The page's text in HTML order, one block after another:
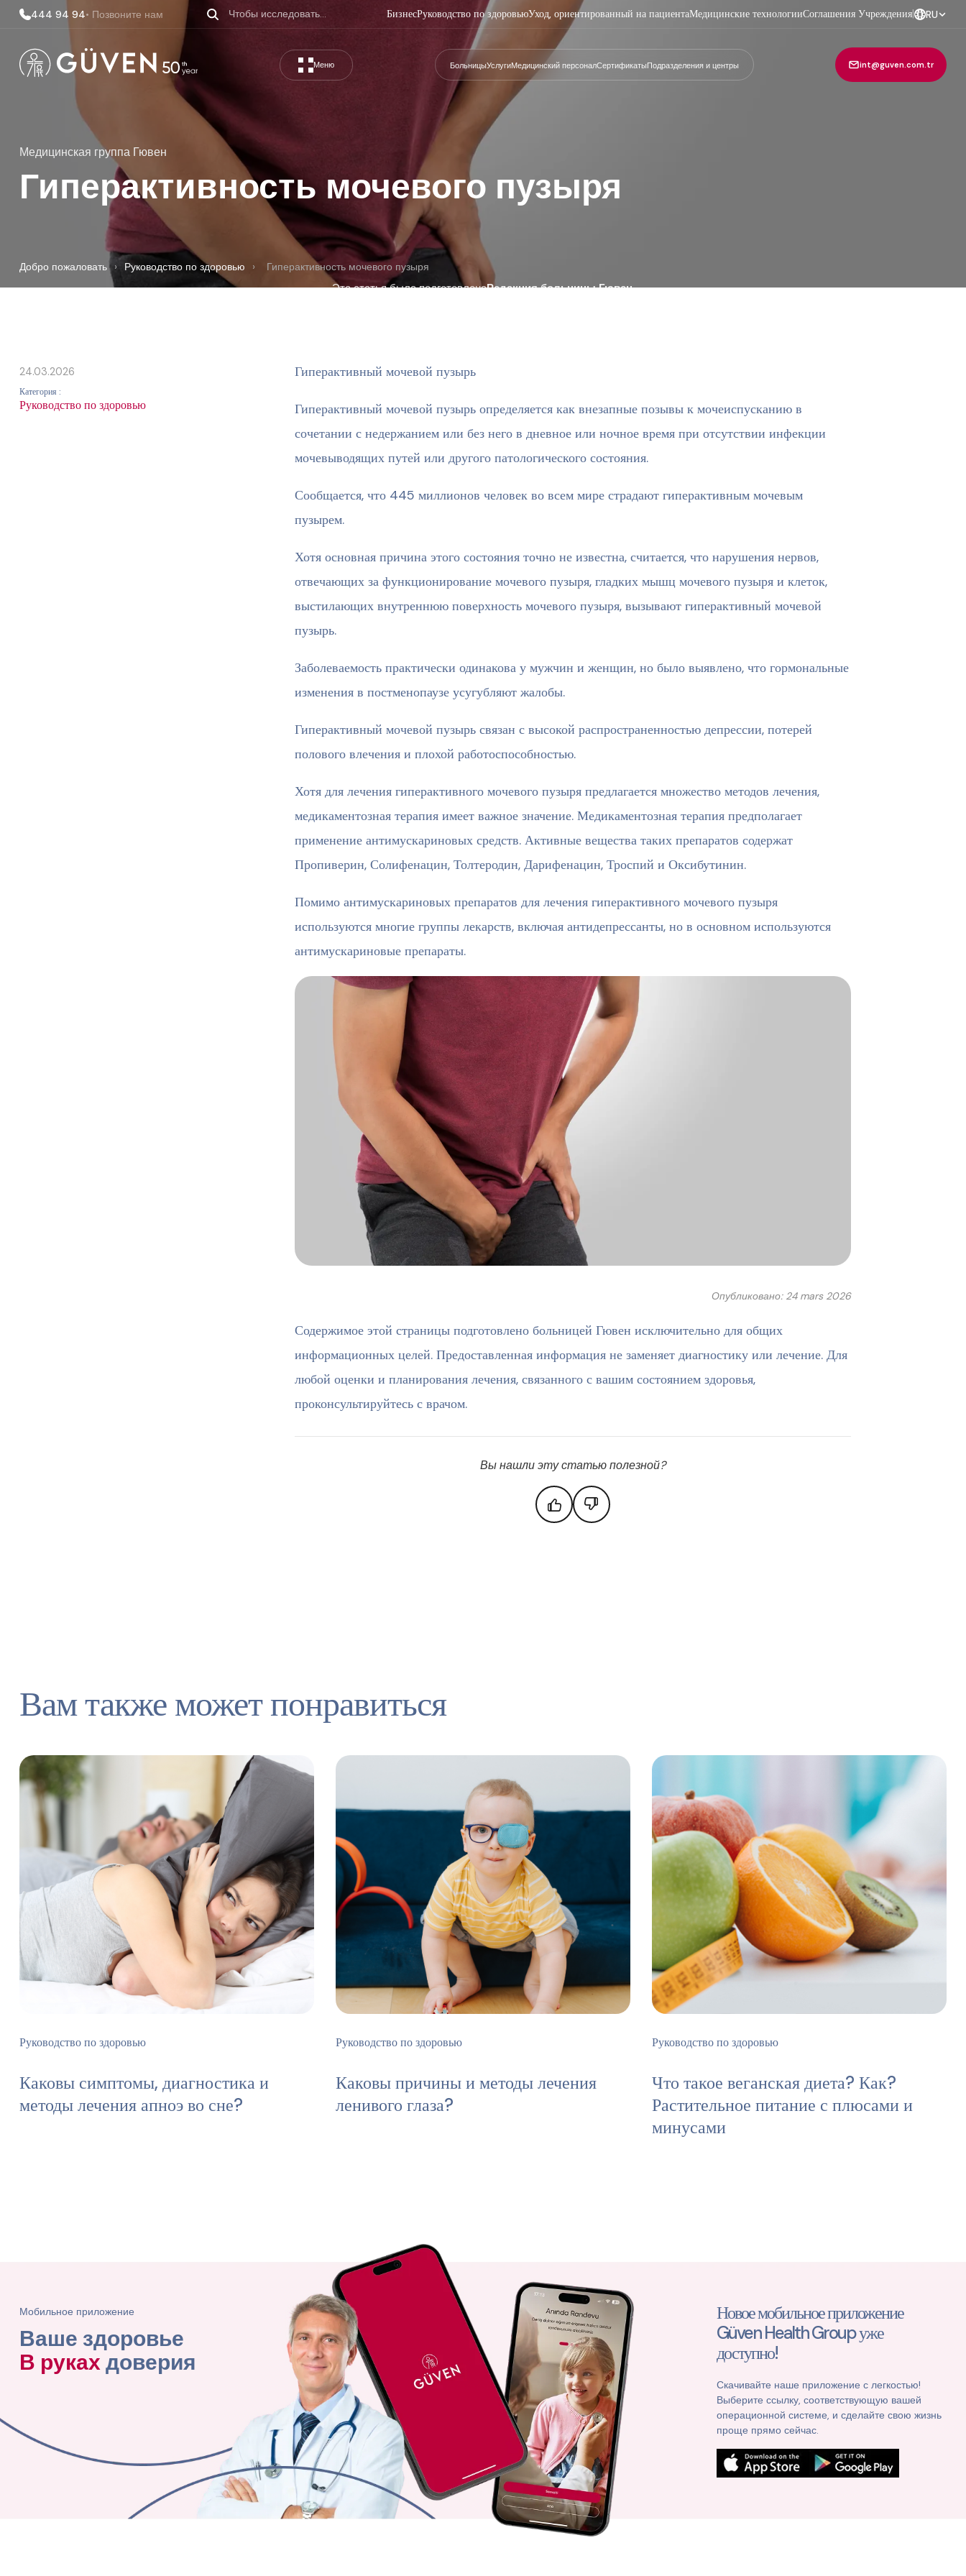
444 94 94• Позвоните нам БизнесРуководство по здоровьюУход, ориентированный на пациентаМедицинские технологииСоглашения Учреждения| RU
Меню БольницыУслугиМедицинский персоналСертификатыПодразделения и центры int@guven.com.tr
Медицинская группа Гювен
Гиперактивность мочевого пузыря
Добро пожаловать › Руководство по здоровью › Гиперактивность мочевого пузыря
Эта статья была подготовленаРедакция больницы Гювен.
24.03.2026
Категория :
Руководство по здоровью
Гиперактивный мочевой пузырь
Гиперактивный мочевой пузырь определяется как внезапные позывы к мочеиспусканию в
сочетании с недержанием или без него в дневное или ночное время при отсутствии инфекции
мочевыводящих путей или другого патологического состояния.
Сообщается, что 445 миллионов человек во всем мире страдают гиперактивным мочевым
пузырем.
Хотя основная причина этого состояния точно не известна, считается, что нарушения нервов,
отвечающих за функционирование мочевого пузыря, гладких мышц мочевого пузыря и клеток,
выстилающих внутреннюю поверхность мочевого пузыря, вызывают гиперактивный мочевой
пузырь.
Заболеваемость практически одинакова у мужчин и женщин, но было выявлено, что гормональные
изменения в постменопаузе усугубляют жалобы.
Гиперактивный мочевой пузырь связан с высокой распространенностью депрессии, потерей
полового влечения и плохой работоспособностью.
Хотя для лечения гиперактивного мочевого пузыря предлагается множество методов лечения,
медикаментозная терапия имеет важное значение. Медикаментозная терапия предполагает
применение антимускариновых средств. Активные вещества таких препаратов содержат
Пропиверин, Солифенацин, Толтеродин, Дарифенацин, Троспий и Оксибутинин.
Помимо антимускариновых препаратов для лечения гиперактивного мочевого пузыря
используются многие группы лекарств, включая антидепрессанты, но в основном используются
антимускариновые препараты.
Опубликовано: 24 mars 2026
Содержимое этой страницы подготовлено больницей Гювен исключительно для общих
информационных целей. Предоставленная информация не заменяет диагностику или лечение. Для
любой оценки и планирования лечения, связанного с вашим состоянием здоровья,
проконсультируйтесь с врачом.
Вы нашли эту статью полезной?
Вам также может понравиться
Руководство по здоровью
Каковы симптомы, диагностика и
методы лечения апноэ во сне?
Руководство по здоровью
Каковы причины и методы лечения
ленивого глаза?
Руководство по здоровью
Что такое веганская диета? Как?
Растительное питание с плюсами и
минусами
Мобильное приложение
Ваше здоровье
В рукахдоверия
Новое мобильное приложение
Güven Health Group уже
доступно!
Скачивайте наше приложение с легкостью!
Выберите ссылку, соответствующую вашей
операционной системе, и сделайте свою жизнь
проще прямо сейчас.